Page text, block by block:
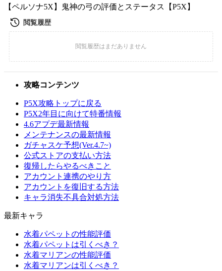
【ペルソナ5X】鬼神の弓の評価とステータス【P5X】
攻略コンテンツ
P5X攻略トップに戻る
P5X2年目に向けて特番情報
4.6アプデ最新情報
メンテナンスの最新情報
ガチャスケ予想(Ver.4.7~)
公式ストアの支払い方法
復帰したらやるべきこと
アカウント連携のやり方
アカウントを復旧する方法
キャラ消失不具合対処方法
最新キャラ
水着パペットの性能評価
水着パペットは引くべき？
水着マリアンの性能評価
水着マリアンは引くべき？